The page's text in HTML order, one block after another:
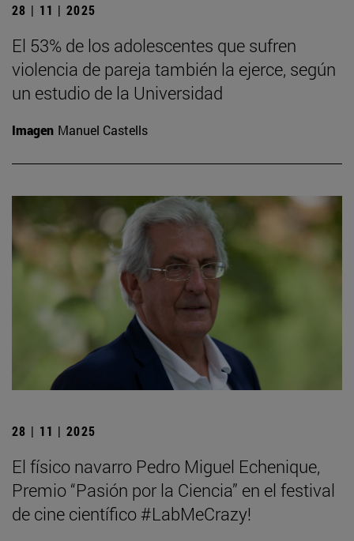
28 | 11 | 2025
El 53% de los adolescentes que sufren
violencia de pareja también la ejerce, según
un estudio de la Universidad
Imagen Manuel Castells
28 | 11 | 2025
El físico navarro Pedro Miguel Echenique,
Premio “Pasión por la Ciencia” en el festival
de cine científico #LabMeCrazy!